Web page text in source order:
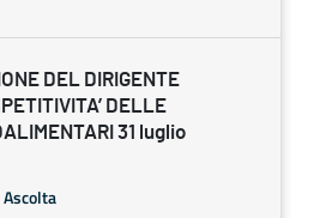
DEL DIRIGENTE
DELLE
31 luglio
Ascolta